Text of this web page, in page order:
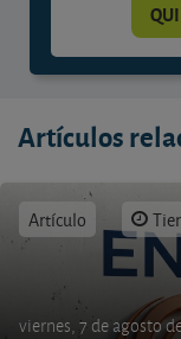
Artículos
Artículo
viernes, 7 de agosto